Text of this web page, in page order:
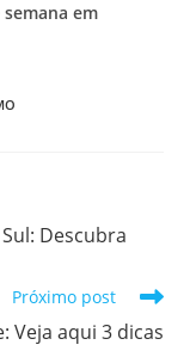
em
Descubra
Próximo post
Veja aqui 3 dicas